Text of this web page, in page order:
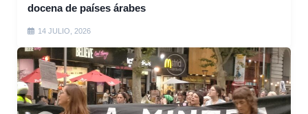
docena de países árabes
14 JULIO, 2026